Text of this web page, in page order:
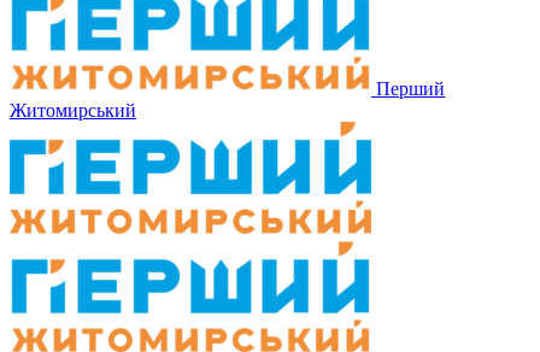
Перший
Житомирський